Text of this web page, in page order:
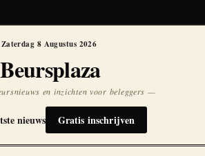
Zaterdag 8 Augustus 2026
Beursplaza
en inzichten voor beleggers —
nieuws Gratis inschrijven